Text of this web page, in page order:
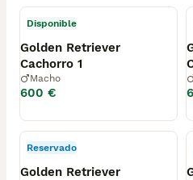
Disponible
Golden Retriever
Cachorro 1
Macho
600 €
Reservado
Golden Retriever